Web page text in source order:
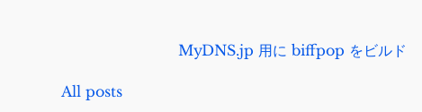
MyDNS.jp 用に biffpop をビルド
All posts